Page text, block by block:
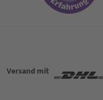
Versand mit